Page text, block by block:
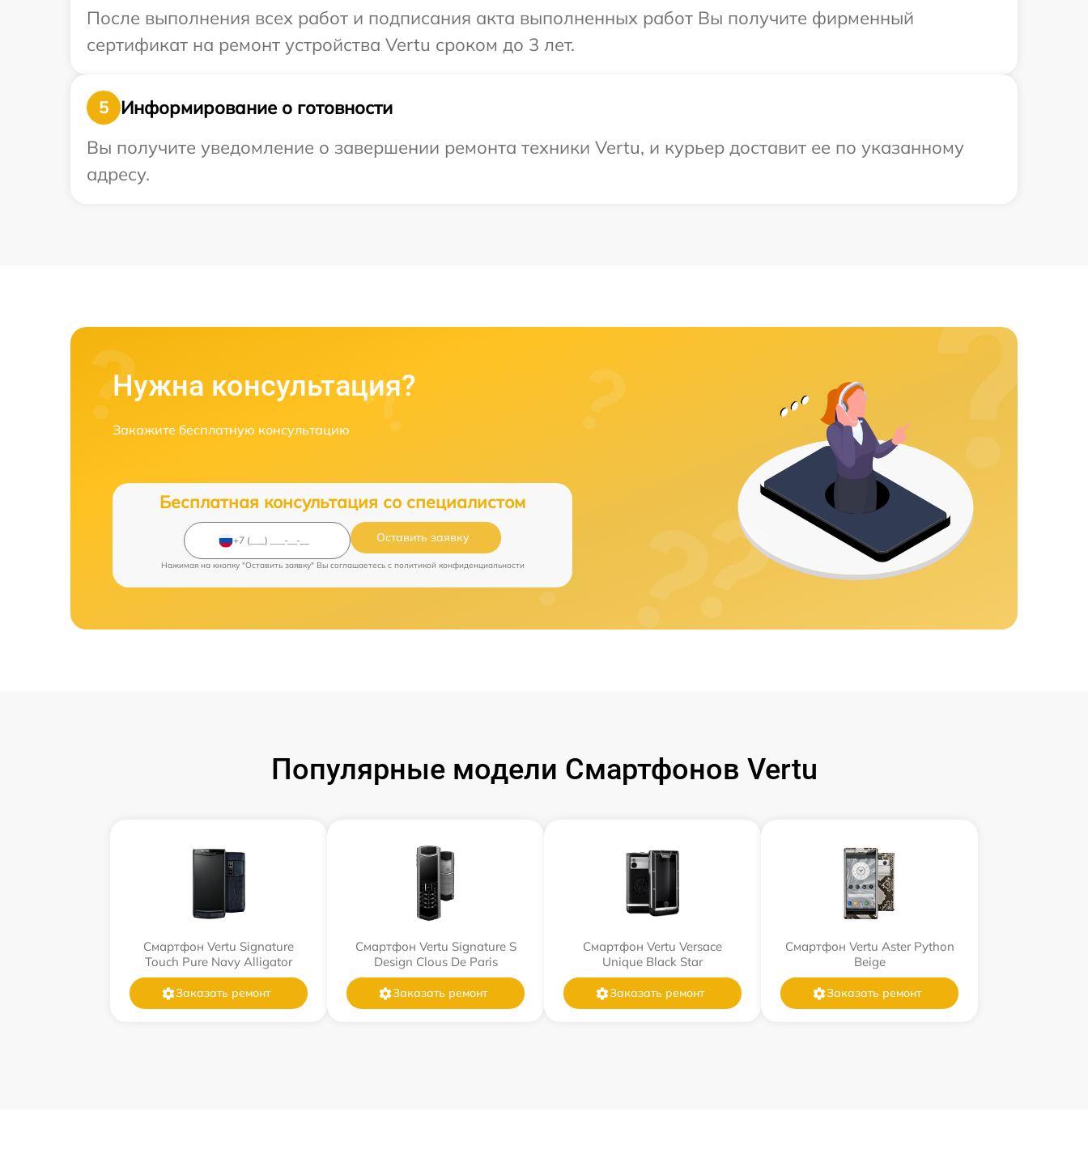
После выполнения всех работ и подписания акта выполненных работ Вы получите фирменный
сертификат на ремонт устройства Vertu сроком до 3 лет.
5
Информирование о готовности
Вы получите уведомление о завершении ремонта техники Vertu, и курьер доставит ее по указанному
адресу.
Нужна консультация?
Закажите бесплатную консультацию
Бесплатная консультация со специалистом
Оставить заявку
Нажимая на кнопку "Оставить заявку" Вы соглашаетесь c политикой конфиденциальности
Популярные модели Смартфонов Vertu
Смартфон Vertu Signature
Touch Pure Navy Alligator
Заказать ремонт
Смартфон Vertu Signature S
Design Clous De Paris
Заказать ремонт
Смартфон Vertu Versace
Unique Black Star
Заказать ремонт
Смартфон Vertu Aster Python
Beige
Заказать ремонт